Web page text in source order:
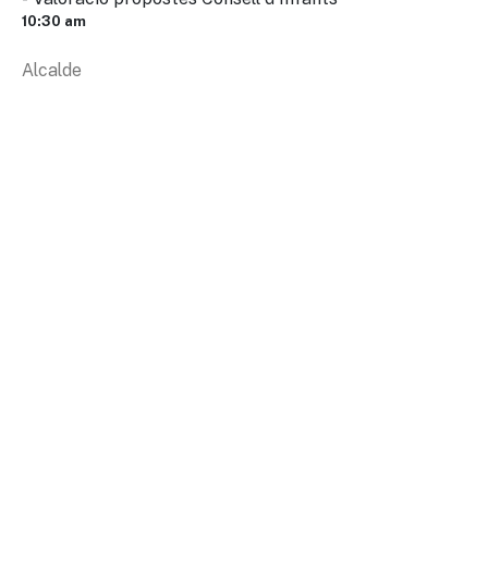
10:30 am
Alcalde